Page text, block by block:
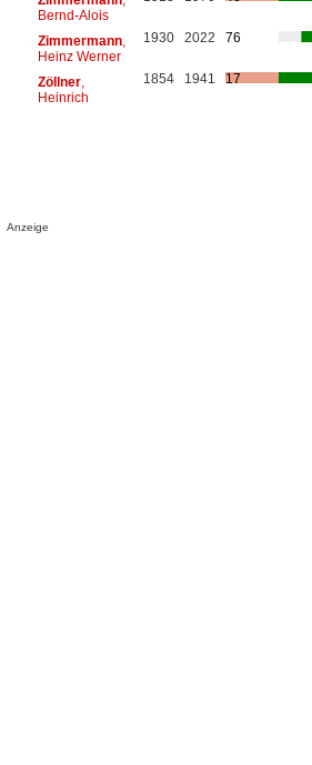
Bernd-Alois
Zimmermann,
Heinz Werner
1930 2022 76
Zöllner,
Heinrich
1854 1941 17
Anzeige